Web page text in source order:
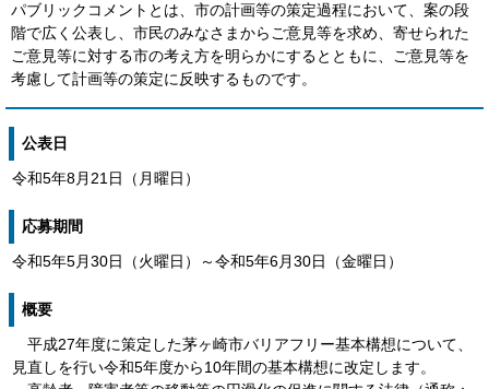
パブリックコメントとは、市の計画等の策定過程において、案の段
階で広く公表し、市民のみなさまからご意見等を求め、寄せられた
ご意見等に対する市の考え方を明らかにするとともに、ご意見等を
考慮して計画等の策定に反映するものです。
公表日
令和5年8月21日（月曜日）
応募期間
令和5年5月30日（火曜日）～令和5年6月30日（金曜日）
概要
平成27年度に策定した茅ヶ崎市バリアフリー基本構想について、
見直しを行い令和5年度から10年間の基本構想に改定します。